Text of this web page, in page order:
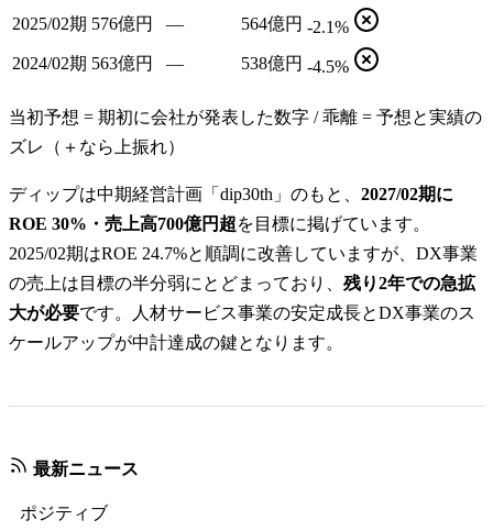
2025/02期 576億円 — 564億円 -2.1%
2024/02期 563億円 — 538億円 -4.5%
当初予想 = 期初に会社が発表した数字 / 乖離 = 予想と実績の
ズレ（＋なら上振れ）
ディップは中期経営計画「dip30th」のもと、 2027/02期に
ROE 30%・売上高700億円超を目標に掲げています。
2025/02期はROE 24.7%と順調に改善していますが、DX事業
の売上は目標の半分弱にとどまっており、 残り2年での急拡
大が必要です。人材サービス事業の安定成長とDX事業のス
ケールアップが中計達成の鍵となります。
最新ニュース
ポジティブ